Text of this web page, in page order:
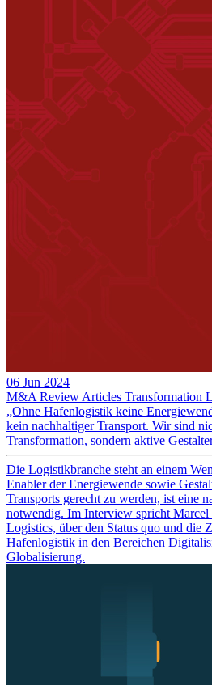
06 Jun 2024
M&A Review Articles Transformation
„Ohne Hafenlogistik keine
kein nachhaltiger Transport. Wir sind
Transformation, sondern aktive
Die Logistikbranche steht an einem
Enabler der Energiewende sowie
Transports gerecht zu werden, ist eine
notwendig. Im Interview spricht
Logistics, über den Status quo und die
Hafenlogistik in den Bereichen
Globalisierung.